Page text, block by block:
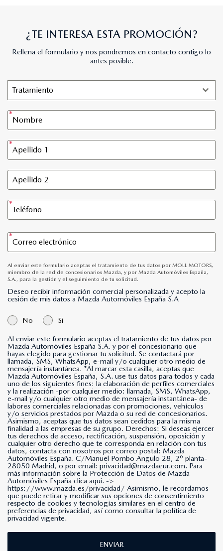
¿TE INTERESA ESTA PROMOCIÓN?
Rellena el formulario y nos pondremos en contacto contigo lo
antes posible.
Tratamiento
Al enviar este formulario aceptas el tratamiento de tus datos por MOLL MOTORS,
miembro de la red de concesionarios Mazda, y por Mazda Automóviles España,
S.A., para la gestión y el seguimiento de tu solicitud.
Deseo recibir información comercial personalizada y acepto la
cesión de mis datos a Mazda Automóviles España S.A
No Si
Al enviar este formulario aceptas el tratamiento de tus datos por
Mazda Automóviles España S.A. y por el concesionario que
hayas elegido para gestionar tu solicitud. Se contactará por
llamada, SMS, WhatsApp, e-mail y/o cualquier otro medio de
mensajería instantánea. *Al marcar esta casilla, aceptas que
Mazda Automóviles España, S.A. use tus datos para todos y cada
uno de los siguientes fines: la elaboración de perfiles comerciales
y la realización -por cualquier medio: llamada, SMS, WhatsApp,
e-mail y/o cualquier otro medio de mensajería instantánea- de
labores comerciales relacionadas con promociones, vehículos
y/o servicios prestados por Mazda o su red de concesionarios.
Asimismo, aceptas que tus datos sean cedidos para la misma
finalidad a las empresas de su grupo. Derechos: Si deseas ejercer
tus derechos de acceso, rectificación, suspensión, oposición y
cualquier otro derecho que te corresponda en relación con tus
datos, contacta con nosotros por correo postal: Mazda
Automóviles España. C/Manuel Pombo Angulo 28, 2º planta-
28050 Madrid, o por email: privacidad@mazdaeur.com. Para
más información sobre la Protección de Datos de Mazda
Automóviles España clica aqui. ->
https://www.mazda.es/privacidad/
que puede retirar y modificar sus opciones de consentimiento
respecto de cookies y tecnologías similares en el centro de
preferencias de privacidad, así como consultar la política de
privacidad vigente.
ENVIAR